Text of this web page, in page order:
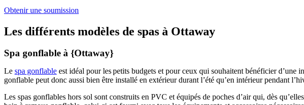
Obtenir une soumission
Les différents modèles de spas à Ottaway
Spa gonflable à {Ottaway}
Le spa gonflable est idéal pour les petits budgets et pour ceux qui souhaitent bénéficier
gonflable peut donc aussi bien être installé en extérieur durant l’été qu’en intérieur pendant
Les spas gonflables hors sol sont construits en PVC et équipés de poches d’air qui, dès